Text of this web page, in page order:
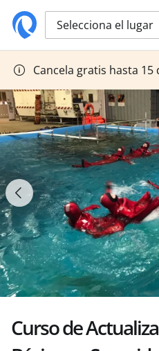
Selecciona el lugar
Cancela gratis hasta 15
Curso de